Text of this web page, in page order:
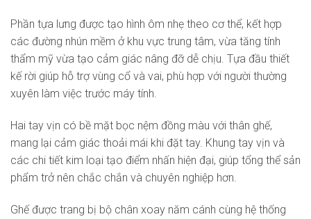
Phần tựa lưng được tạo hình ôm nhẹ theo cơ thể, kết hợp
các đường nhún mềm ở khu vực trung tâm, vừa tăng tính
thẩm mỹ vừa tạo cảm giác nâng đỡ dễ chịu. Tựa đầu thiết
kế rời giúp hỗ trợ vùng cổ và vai, phù hợp với người thường
xuyên làm việc trước máy tính.
Hai tay vịn có bề mặt bọc nệm đồng màu với thân ghế,
mang lại cảm giác thoải mái khi đặt tay. Khung tay vịn và
các chi tiết kim loại tạo điểm nhấn hiện đại, giúp tổng thể sản
phẩm trở nên chắc chắn và chuyên nghiệp hơn.
Ghế được trang bị bộ chân xoay năm cánh cùng hệ thống